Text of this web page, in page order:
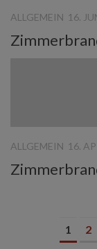
ALLGEMEIN 16.
ALLGEMEIN 16.
1 2